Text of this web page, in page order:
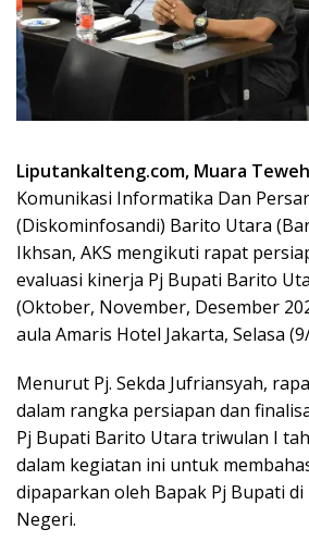
Liputankalteng.com, Muara
Komunikasi Informatika Dan
(Diskominfosandi) Barito Utara
Ikhsan, AKS mengikuti rapat
evaluasi kinerja Pj Bupati Barito
(Oktober, November, Desember
aula Amaris Hotel Jakarta, Selasa
Menurut Pj. Sekda Jufriansyah,
dalam rangka persiapan dan
Pj Bupati Barito Utara triwulan I
dalam kegiatan ini untuk
dipaparkan oleh Bapak Pj Bupati
Negeri.